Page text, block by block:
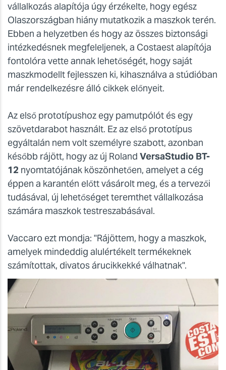
vállalkozás alapítója úgy érzékelte, hogy egész
Olaszországban hiány mutatkozik a maszkok terén.
Ebben a helyzetben és hogy az összes biztonsági
intézkedésnek megfeleljenek, a Costaest alapítója
fontolóra vette annak lehetőségét, hogy saját
maszkmodellt fejlesszen ki, kihasználva a stúdióban
már rendelkezésre álló cikkek előnyeit.
Az első prototípushoz egy pamutpólót és egy
szövetdarabot használt. Ez az első prototípus
egyáltalán nem volt személyre szabott, azonban
később rájött, hogy az új Roland VersaStudio BT-
12 nyomtatójának köszönhetően, amelyet a cég
éppen a karantén előtt vásárolt meg, és a tervezői
tudásával, új lehetőséget teremthet vállalkozása
számára maszkok testreszabásával.
Vaccaro ezt mondja: "Rájöttem, hogy a maszkok,
amelyek mindeddig alulértékelt termékeknek
számítottak, divatos árucikkekké válhatnak".